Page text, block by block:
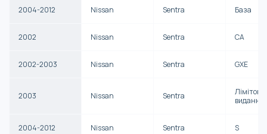
2004-2012 Nissan Sentra База
2002 Nissan Sentra CA
2002-2003 Nissan Sentra GXE
2003 Nissan Sentra
видання
2004-2012 Nissan Sentra S